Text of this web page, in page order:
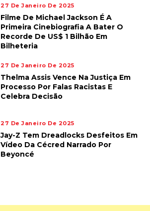
27 De Janeiro De 2025
Filme De Michael Jackson É A
Primeira Cinebiografia A Bater O
Recorde De US$ 1 Bilhão Em
Bilheteria
27 De Janeiro De 2025
Thelma Assis Vence Na Justiça Em
Processo Por Falas Racistas E
Celebra Decisão
27 De Janeiro De 2025
Jay-Z Tem Dreadlocks Desfeitos Em
Vídeo Da Cécred Narrado Por
Beyoncé